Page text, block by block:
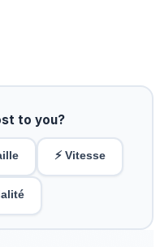
to you?
⚡ Vitesse